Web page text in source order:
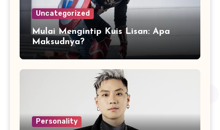
Uncategorized
Mulai Mengintip Kuis Lisan: Apa
Maksudnya?
Personality